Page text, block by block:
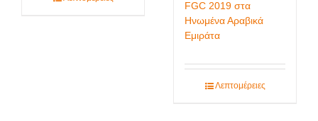
FGC 2019 στα
Ηνωμένα Αραβικά
Εμιράτα
Λεπτομέρειες